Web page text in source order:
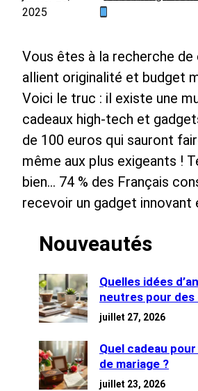
2025
Vous êtes à la recherche de
allient originalité et budget
Voici le truc : il existe une
cadeaux high-tech et
de 100 euros qui sauront
même aux plus exigeants !
bien… 74 % des Français
recevoir un gadget innovant
Nouveautés
Quelles idées
neutres pour des
juillet 27, 2026
Quel cadeau
de mariage ?
juillet 23, 2026